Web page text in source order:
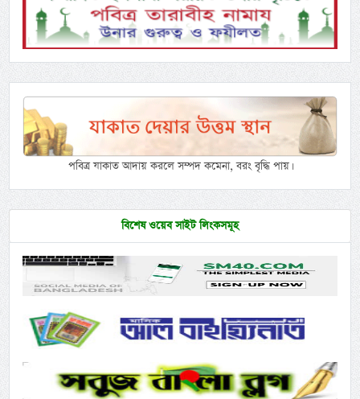
পবিত্র যাকাত আদায় করলে সম্পদ কমেনা, বরং বৃদ্ধি পায়।
বিশেষ ওয়েব সাইট লিংকসমূহ